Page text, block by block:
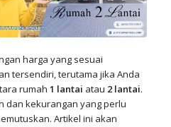
harga yang sesuai
tersendiri, terutama jika Anda
rumah 1 lantai atau 2 lantai.
dan kekurangan yang perlu
Artikel ini akan